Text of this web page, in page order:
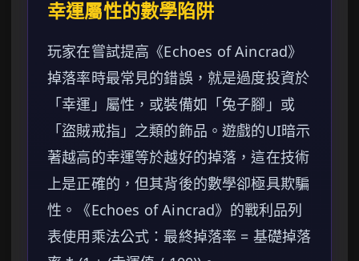
幸運屬性的數學陷阱
玩家在嘗試提高《Echoes of Aincrad》
掉落率時最常見的錯誤，就是過度投資於
「幸運」屬性，或裝備如「兔子腳」或
「盜賊戒指」之類的飾品。遊戲的UI暗示
著越高的幸運等於越好的掉落，這在技術
上是正確的，但其背後的數學卻極具欺騙
性。《Echoes of Aincrad》的戰利品列
表使用乘法公式：最終掉落率 = 基礎掉落